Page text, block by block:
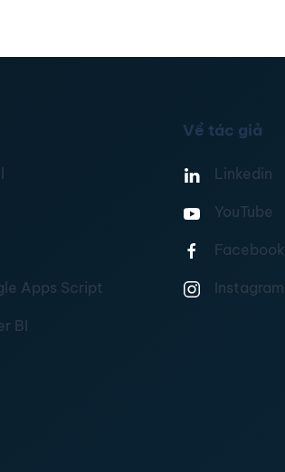
Apps Script
BI
Về tác giả
Linkedin
YouTube
Facebook
Instagram